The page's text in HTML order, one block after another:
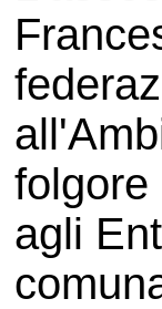
folgore
agli